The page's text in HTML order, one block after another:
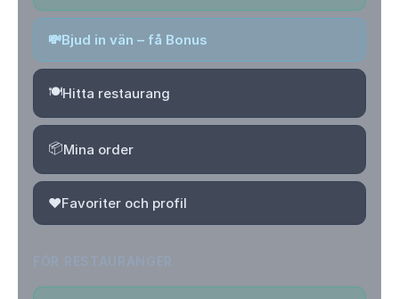
💸Bjud in vän – få Bonus
🍽️Hitta restaurang
📦Mina order
❤️Favoriter och profil